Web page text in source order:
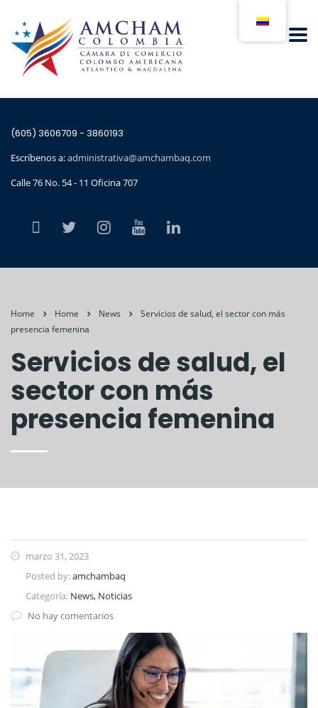
(605) 3606709 - 3860193
Escríbenos a:administrativa@amchambaq.com
Calle 76 No. 54 - 11 Oficina 707
Home Home News
Servicios de salud, el sector con más
presencia femenina
Servicios de salud, el
sector con más
presencia femenina
marzo 31, 2023
Posted by:amchambaq
Categoría: News, Noticias
No hay comentarios